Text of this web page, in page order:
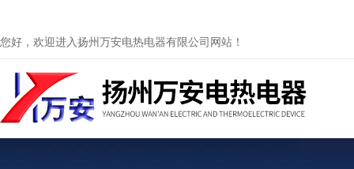
您好，欢迎进入扬州万安电热电器有限公司网站！